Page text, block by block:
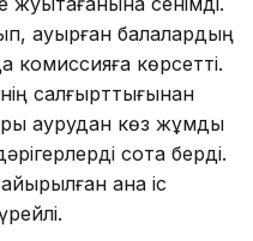
ауырған балалардың
комиссияға көрсетті.
салғырттығынан
аурудан көз жұмды
сотқа берді.
ана іс